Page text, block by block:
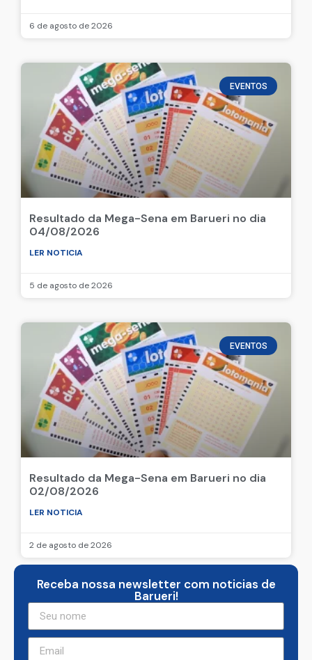
6 de agosto de 2026
EVENTOS
Resultado da Mega-Sena em Barueri no dia
04/08/2026
LER NOTICIA
5 de agosto de 2026
EVENTOS
Resultado da Mega-Sena em Barueri no dia
02/08/2026
LER NOTICIA
2 de agosto de 2026
Receba nossa newsletter com noticias de
Barueri!